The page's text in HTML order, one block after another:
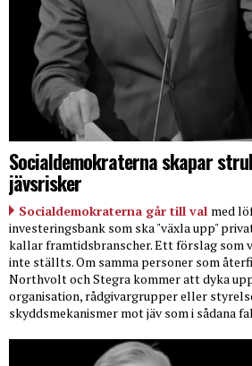
Socialdemokraterna skapar
jävsrisker
Socialdemokraterna går till val med
investeringsbank som ska "växla upp"
kallar framtidsbranscher. Ett förslag som
inte ställts. Om samma personer som
Northvolt och Stegra kommer att dyka
organisation, rådgivargrupper eller
skyddsmekanismer mot jäv som i sådana